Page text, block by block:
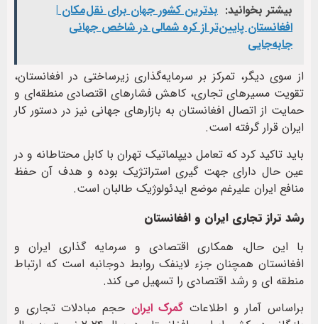
بیشتر بخوانید: بدترین کشور جهان برای نقل‌مکان |
افغانستان پایین‌تر از کره شمالی در شاخص جهانی
جابه‌جایی
از سوی دیگر، تمرکز بر سرمایه‌گذاری زیرساختی در افغانستان،
تقویت مسیرهای تجاری، کاهش فشارهای اقتصادی منطقه‌ای و
حمایت از اتصال افغانستان به بازارهای جهانی نیز در دستور کار
ایران قرار گرفته است.
باید تاکید کرد که تعامل دیپلماتیک تهران با کابل محتاطانه و در
عین حال دارای جهت گیری استراتژیک بوده و هدف آن حفظ
منافع ایران علیرغم موضع ایدئولوژیک طالبان است.
رشد تراز تجاری ایران و افغانستان
با این حال، همکاری اقتصادی و سرمایه گذاری ایران و
افغانستان همچنان جزء لاینفک روابط دوجانبه است که ارتباط
منطقه ای و رشد اقتصادی را تسهیل می کند.
براساس آمار و اطلاعات گمرک ایران حجم مبادلات تجاری و